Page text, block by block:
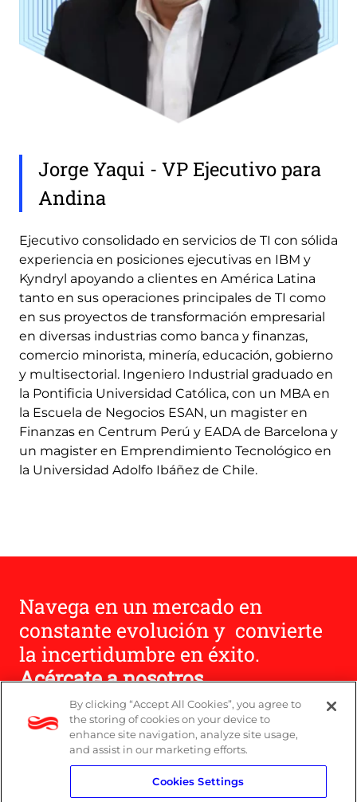
Jorge Yaqui - VP Ejecutivo para
Andina
Ejecutivo consolidado en servicios de TI con sólida
experiencia en posiciones ejecutivas en IBM y
Kyndryl apoyando a clientes en América Latina
tanto en sus operaciones principales de TI como
en sus proyectos de transformación empresarial
en diversas industrias como banca y finanzas,
comercio minorista, minería, educación, gobierno
y multisectorial. Ingeniero Industrial graduado en
la Pontificia Universidad Católica, con un MBA en
la Escuela de Negocios ESAN, un magister en
Finanzas en Centrum Perú y EADA de Barcelona y
un magister en Emprendimiento Tecnológico en
la Universidad Adolfo Ibáñez de Chile.
Navega en un mercado en
constante evolución y convierte
la incertidumbre en éxito.
Acércate a nosotros.
Contáctanos
By clicking “Accept All Cookies”, you agree to
the storing of cookies on your device to
enhance site navigation, analyze site usage,
and assist in our marketing efforts.
Cookies Settings